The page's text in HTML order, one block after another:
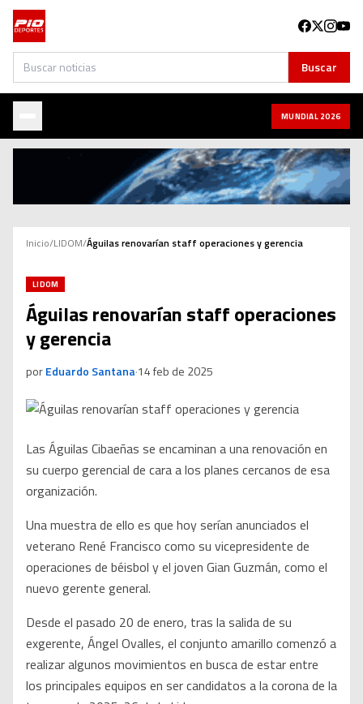
Buscar Buscar
MUNDIAL 2026
Inicio/LIDOM/Águilas renovarían staff operaciones y gerencia
LIDOM
Águilas renovarían staff operaciones
y gerencia
porEduardo Santana·14 feb de 2025
Las Águilas Cibaeñas se encaminan a una renovación en
su cuerpo gerencial de cara a los planes cercanos de esa
organización.
Una muestra de ello es que hoy serían anunciados el
veterano René Francisco como su vicepresidente de
operaciones de béisbol y el joven Gian Guzmán, como el
nuevo gerente general.
Desde el pasado 20 de enero, tras la salida de su
exgerente, Ángel Ovalles, el conjunto amarillo comenzó a
realizar algunos movimientos en busca de estar entre
los principales equipos en ser candidatos a la corona de la